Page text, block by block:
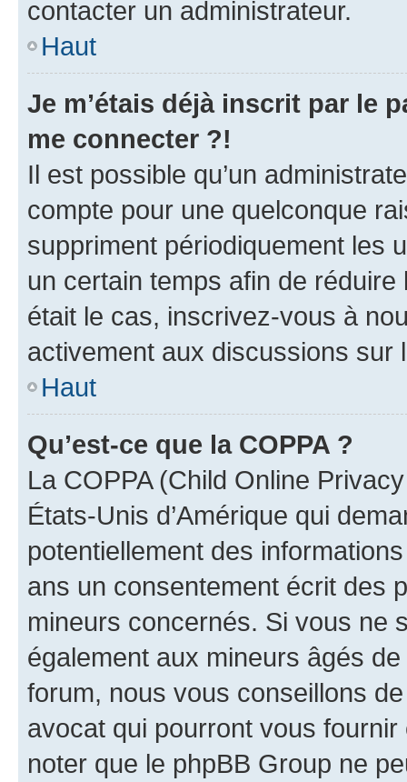
contacter un administrateur.
Haut
Je m’étais déjà inscrit par le
me connecter ?!
Il est possible qu’un
compte pour une quelconque
suppriment périodiquement les
un certain temps afin de
était le cas, inscrivez-vous à
activement aux discussions sur
Haut
Qu’est-ce que la COPPA ?
La COPPA (Child Online
États-Unis d’Amérique qui
potentiellement des
ans un consentement écrit des
mineurs concernés. Si vous ne
également aux mineurs âgés
forum, nous vous conseillons
avocat qui pourront vous
noter que le phpBB Group ne